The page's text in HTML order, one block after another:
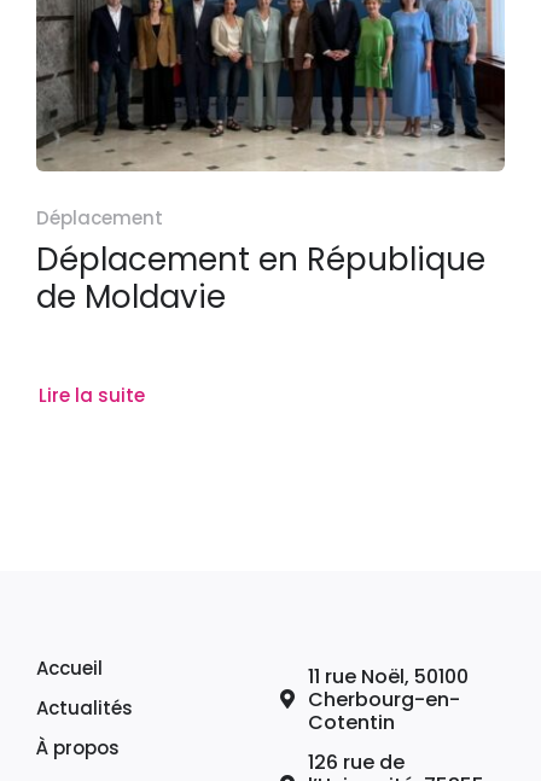
Déplacement
Déplacement en République
de Moldavie
Lire la suite
Accueil
Actualités
À propos
11 rue Noël, 50100
Cherbourg-en-
Cotentin
126 rue de